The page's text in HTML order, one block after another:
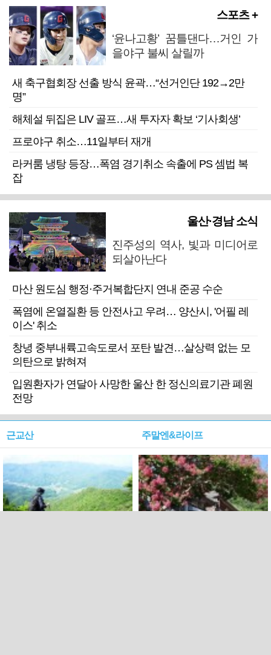
스포츠 +
‘윤나고황’ 꿈틀댄다…거인 가
을야구 불씨 살릴까
새 축구협회장 선출 방식 윤곽…“선거인단 192→2만
명”
해체설 뒤집은 LIV 골프…새 투자자 확보 ‘기사회생’
프로야구 취소…11일부터 재개
라커룸 냉탕 등장…폭염 경기취소 속출에 PS 셈법 복
잡
울산·경남 소식
진주성의 역사, 빛과 미디어로
되살아난다
마산 원도심 행정·주거복합단지 연내 준공 수순
폭염에 온열질환 등 안전사고 우려… 양산시, '어필 레
이스' 취소
창녕 중부내륙고속도로서 포탄 발견…살상력 없는 모
의탄으로 밝혀져
입원환자가 연달아 사망한 울산 한 정신의료기관 폐원
전망
근교산 주말엔&라이프